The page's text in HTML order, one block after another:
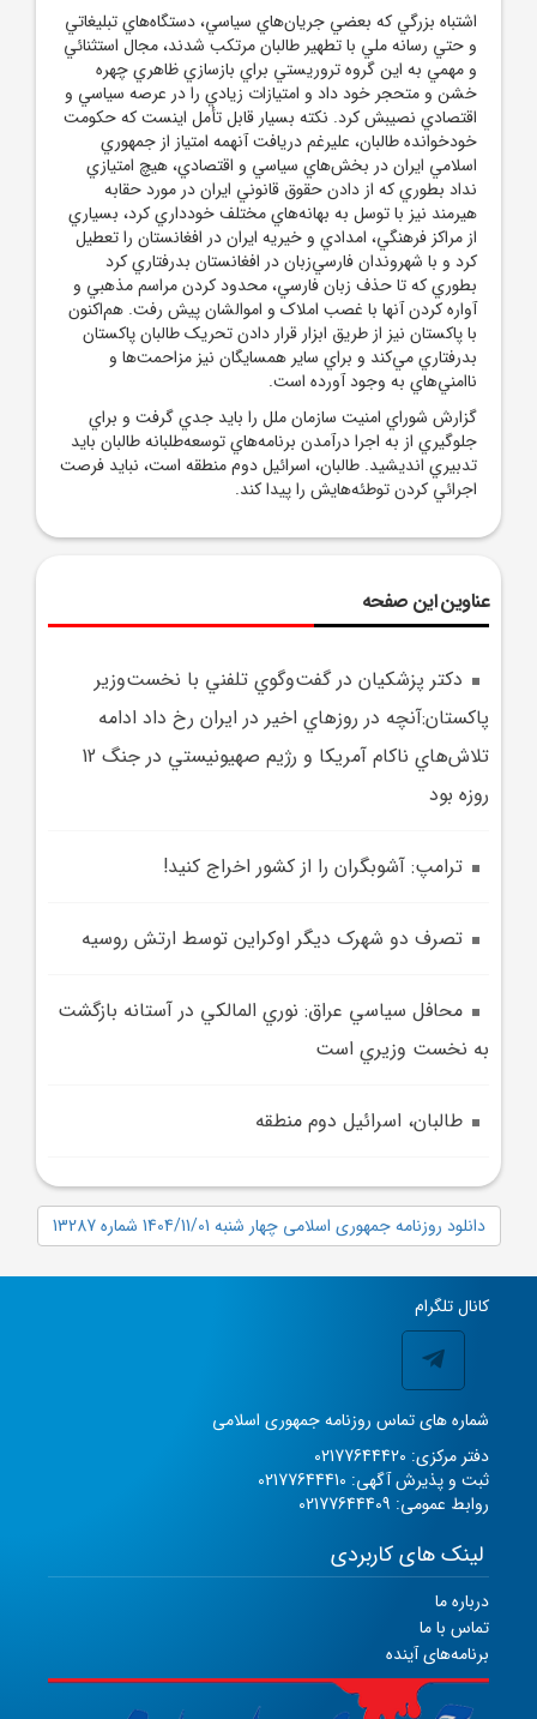
اشتباه بزرگي که بعضي جريان‌هاي سياسي، دستگاه‌هاي تبليغاتي
و حتي رسانه ملي با تطهير طالبان مرتکب شدند، مجال استثنائي
و مهمي به اين گروه تروريستي براي بازسازي ظاهري چهره
خشن و متحجر خود داد و امتيازات زيادي را در عرصه سياسي و
اقتصادي نصيبش کرد. نکته بسيار قابل تأمل اينست که حکومت
خودخوانده طالبان، عليرغم دريافت آنهمه امتياز از جمهوري
اسلامي ايران در بخش‌هاي سياسي و اقتصادي، هيچ امتيازي
نداد بطوري که از دادن حقوق قانوني ايران در مورد حقابه
هيرمند نيز با توسل به بهانه‌هاي مختلف خودداري کرد، بسياري
از مراکز فرهنگي، امدادي و خيريه ايران در افغانستان را تعطيل
کرد و با شهروندان فارسي‌زبان در افغانستان بدرفتاري کرد
بطوري که تا حذف زبان فارسي، محدود کردن مراسم مذهبي و
آواره کردن آنها با غصب املاک و اموالشان پيش رفت. هم‌اکنون
با پاکستان نيز از طريق ابزار قرار دادن تحريک طالبان پاکستان
بدرفتاري مي‌کند و براي ساير همسايگان نيز مزاحمت‌ها و
ناامني‌هاي به وجود آورده است.
گزارش شوراي امنيت سازمان ملل را بايد جدي گرفت و براي
جلوگيري از به اجرا درآمدن برنامه‌هاي توسعه‌طلبانه طالبان بايد
تدبيري انديشيد. طالبان، اسرائيل دوم منطقه است، نبايد فرصت
اجرائي کردن توطئه‌هايش را پيدا کند.
عناوین این صفحه
دکتر پزشکيان در گفت‌وگوي تلفني با نخست‌وزير
پاکستان:آنچه در روزهاي اخير در ايران رخ داد ادامه
تلاش‌هاي ناکام آمريکا و رژيم صهيونيستي در جنگ 12
روزه بود
ترامپ: آشوبگران را از کشور اخراج کنيد!
تصرف دو شهرک ديگر اوکراين توسط ارتش روسيه
محافل سياسي عراق: نوري المالکي در آستانه بازگشت
به نخست وزيري است
طالبان، اسرائيل دوم منطقه
دانلود روزنامه جمهوری اسلامی چهار شنبه 1404/11/01 شماره 13287
کانال تلگرام
شماره های تماس روزنامه جمهوری اسلامی
دفتر مرکزی: 02177644420
ثبت و پذیرش آگهی: 02177644410
روابط عمومی: 02177644409
لینک های کاربردی
درباره ما
تماس با ما
برنامه‌های آینده